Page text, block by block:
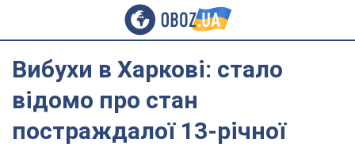
Вибухи в Харкові: стало
відомо про стан
постраждалої 13-річної